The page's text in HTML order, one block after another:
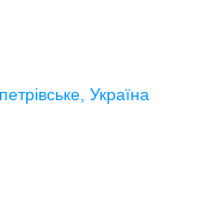
Україна